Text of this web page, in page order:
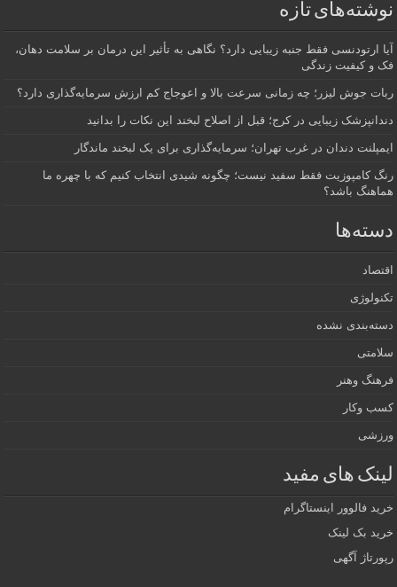
نوشته‌های تازه
آیا ارتودنسی فقط جنبه زیبایی دارد؟ نگاهی به تأثیر این درمان بر سلامت دهان،
فک و کیفیت زندگی
ربات جوش لیزر؛ چه زمانی سرعت بالا و اعوجاج کم ارزش سرمایه‌گذاری دارد؟
دندانپزشک زیبایی در کرج؛ قبل از اصلاح لبخند این نکات را بدانید
ایمپلنت دندان در غرب تهران؛ سرمایه‌گذاری برای یک لبخند ماندگار
رنگ کامپوزیت فقط سفید نیست؛ چگونه شیدی انتخاب کنیم که با چهره ما
هماهنگ باشد؟
دسته‌ها
اقتصاد
تکنولوژی
دسته‌بندی نشده
سلامتی
فرهنگ وهنر
کسب وکار
ورزشی
لینک های مفید
خرید فالوور اینستاگرام
خرید بک لینک
رپورتاژ آگهی